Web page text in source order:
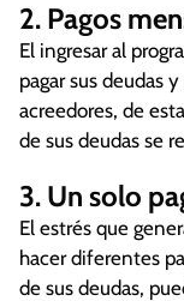
2. Pagos
El ingresar al
pagar sus deudas
acreedores, de
de sus deudas se
3. Un solo
El estrés que
hacer diferentes
de sus deudas,